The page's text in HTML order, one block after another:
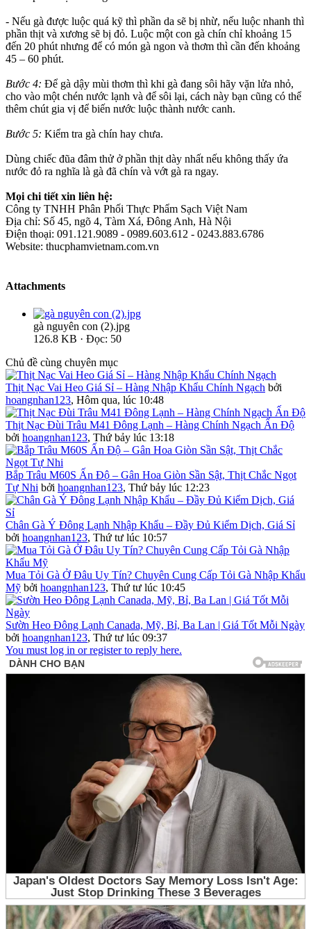
- Nếu gà được luộc quá kỹ thì phần da sẽ bị nhừ, nếu luộc nhanh thì
phần thịt và xương sẽ bị đỏ. Luộc một con gà chín chỉ khoảng 15
đến 20 phút nhưng để có món gà ngon và thơm thì cần đến khoảng
45 – 60 phút.
Bước 4: Để gà dậy mùi thơm thì khi gà đang sôi hãy vặn lửa nhỏ,
cho vào một chén nước lạnh và để sôi lại, cách này bạn cũng có thể
thêm chút gia vị để biến nước luộc thành nước canh.
Bước 5: Kiểm tra gà chín hay chưa.
Dùng chiếc đũa đâm thử ở phần thịt dày nhất nếu không thấy ứa
nước đỏ ra nghĩa là gà đã chín và vớt gà ra ngay.
Mọi chi tiết xin liên hệ:
Công ty TNHH Phân Phối Thực Phẩm Sạch Việt Nam
Địa chỉ: Số 45, ngõ 4, Tàm Xá, Đông Anh, Hà Nội
Điện thoại: 091.121.9089 - 0989.603.612 - 0243.883.6786
Website: thucphamvietnam.com.vn
Attachments
gà nguyên con (2).jpg
126.8 KB · Đọc: 50
Chủ đề cùng chuyên mục
Thịt Nạc Vai Heo Giá Sỉ – Hàng Nhập Khẩu Chính Ngạch bởi
hoangnhan123, Hôm qua, lúc 10:48
Thịt Nạc Đùi Trâu M41 Đông Lạnh – Hàng Chính Ngạch Ấn Độ
bởi hoangnhan123, Thứ bảy lúc 13:18
Bắp Trâu M60S Ấn Độ – Gân Hoa Giòn Sần Sật, Thịt Chắc Ngọt
Tự Nhi bởi hoangnhan123, Thứ bảy lúc 12:23
Chân Gà Ý Đông Lạnh Nhập Khẩu – Đầy Đủ Kiểm Dịch, Giá Sỉ
bởi hoangnhan123, Thứ tư lúc 10:57
Mua Tỏi Gà Ở Đâu Uy Tín? Chuyên Cung Cấp Tỏi Gà Nhập Khẩu
Mỹ bởi hoangnhan123, Thứ tư lúc 10:45
Sườn Heo Đông Lạnh Canada, Mỹ, Bỉ, Ba Lan | Giá Tốt Mỗi Ngày
bởi hoangnhan123, Thứ tư lúc 09:37
You must log in or register to reply here.